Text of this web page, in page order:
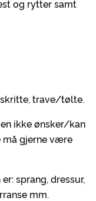
og rytter samt
trave/tølte.
ikke ønsker/kan
må gjerne være
sprang, dressur,
mm.